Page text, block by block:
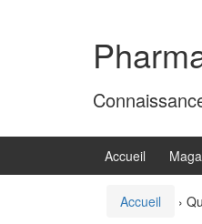
Accueil
Accueil ›